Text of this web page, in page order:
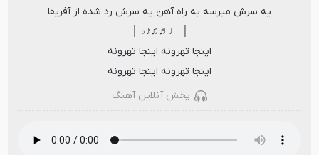
یه سرش میرسه به راه آهن یه سرش رد شده از آفریقا
───┤ ♩♬♫♪♭ ├───
اینجا تهرونه اینجا تهرونه
اینجا تهرونه اینجا تهرونه
پخش آنلاین آهنگ